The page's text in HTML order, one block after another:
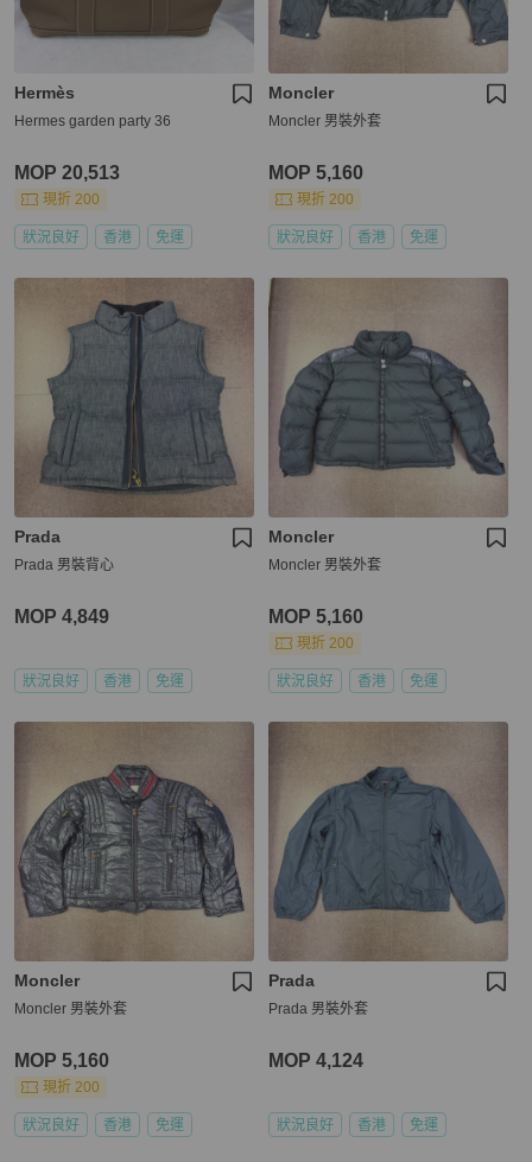
Hermès
Hermes garden party 36
MOP 20,513
現折 200
狀況良好 香港 免運
Moncler
Moncler 男裝外套
MOP 5,160
現折 200
狀況良好 香港 免運
Prada
Prada 男裝背心
MOP 4,849
狀況良好 香港 免運
Moncler
Moncler 男裝外套
MOP 5,160
現折 200
狀況良好 香港 免運
Moncler
Moncler 男裝外套
MOP 5,160
現折 200
狀況良好 香港 免運
Prada
Prada 男裝外套
MOP 4,124
狀況良好 香港 免運